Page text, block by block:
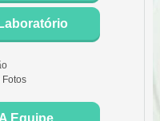
Fotos
A Equipe